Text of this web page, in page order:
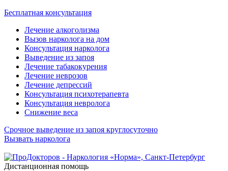
Бесплатная консультация
Лечение алкоголизма
Вызов нарколога на дом
Консультация нарколога
Выведение из запоя
Лечение табакокурения
Лечение неврозов
Лечение депрессий
Консультация психотерапевта
Консультация невролога
Снижение веса
Срочное выведение из запоя круглосуточно
Вызвать нарколога
Дистанционная помощь